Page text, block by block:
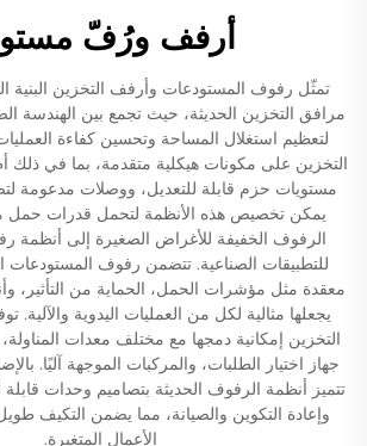
أرفف ورُفّ
تمثّل رفوف المستودعات وأرفف التخزين البنية
مرافق التخزين الحديثة، حيث تجمع بين الهندسة
لتعظيم استغلال المساحة وتحسين كفاءة
التخزين على مكونات هيكلية متقدمة، بما في ذلك
مستويات حزم قابلة للتعديل، ووصلات مدعومة
يمكن تخصيص هذه الأنظمة لتحمل قدرات حمل
الرفوف الخفيفة للأغراض الصغيرة إلى أنظمة
للتطبيقات الصناعية. تتضمن رفوف المستودعات
معقدة مثل مؤشرات الحمل، الحماية من التأثير،
يجعلها مثالية لكل من العمليات اليدوية والآلية.
التخزين إمكانية دمجها مع مختلف معدات
جهاز اختيار الطلبات، والمركبات الموجهة آليًا.
تتميز أنظمة الرفوف الحديثة بتصاميم وحدات
وإعادة التكوين والصيانة، مما يضمن التكيف
الأعمال المتغيرة.